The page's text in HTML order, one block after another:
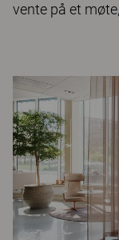
vente på et